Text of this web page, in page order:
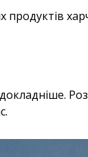
продуктів